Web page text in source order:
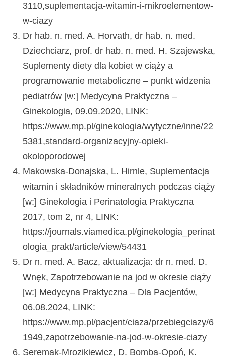
3110,suplementacja-witamin-i-mikroelementow-
w-ciazy
Dr hab. n. med. A. Horvath, dr hab. n. med.
Dziechciarz, prof. dr hab. n. med. H. Szajewska,
Suplementy diety dla kobiet w ciąży a
programowanie metaboliczne – punkt widzenia
pediatrów [w:] Medycyna Praktyczna –
Ginekologia, 09.09.2020, LINK:
https://www.mp.pl/ginekologia/wytyczne/inne/22
5381,standard-organizacyjny-opieki-
okoloporodowej
Makowska-Donajska, L. Hirnle, Suplementacja
witamin i składników mineralnych podczas ciąży
[w:] Ginekologia i Perinatologia Praktyczna
2017, tom 2, nr 4, LINK:
https://journals.viamedica.pl/ginekologia_perinat
ologia_prakt/article/view/54431
Dr n. med. A. Bacz, aktualizacja: dr n. med. D.
Wnęk, Zapotrzebowanie na jod w okresie ciąży
[w:] Medycyna Praktyczna – Dla Pacjentów,
06.08.2024, LINK:
https://www.mp.pl/pacjent/ciaza/przebiegciazy/6
1949,zapotrzebowanie-na-jod-w-okresie-ciazy
Seremak-Mrozikiewicz, D. Bomba-Opoń, K.